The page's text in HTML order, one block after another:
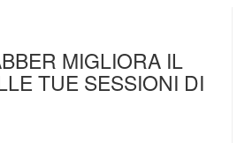
MIGLIORA IL
TUE SESSIONI DI